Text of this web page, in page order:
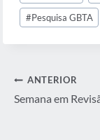
#Pesquisa GBTA
Navegação
de
ANTERIOR
Semana em